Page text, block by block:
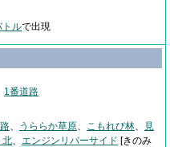
トルで出現
1番道路
、 うららか草原、 こもれび林、
見
北、 エンジンリバーサイド [きのみ